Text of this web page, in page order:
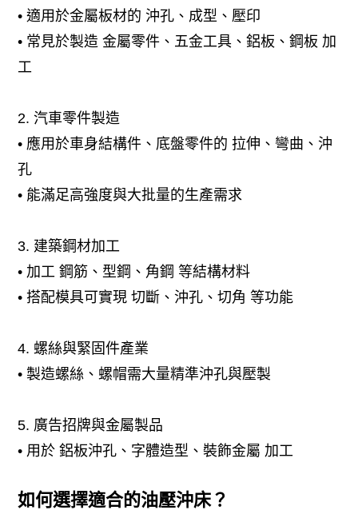
• 適用於金屬板材的 沖孔、成型、壓印
• 常見於製造 金屬零件、五金工具、鋁板、鋼板 加
工
2. 汽車零件製造
• 應用於車身結構件、底盤零件的 拉伸、彎曲、沖
孔
• 能滿足高強度與大批量的生產需求
3. 建築鋼材加工
• 加工 鋼筋、型鋼、角鋼 等結構材料
• 搭配模具可實現 切斷、沖孔、切角 等功能
4. 螺絲與緊固件產業
• 製造螺絲、螺帽需大量精準沖孔與壓製
5. 廣告招牌與金屬製品
• 用於 鋁板沖孔、字體造型、裝飾金屬 加工
如何選擇適合的油壓沖床？